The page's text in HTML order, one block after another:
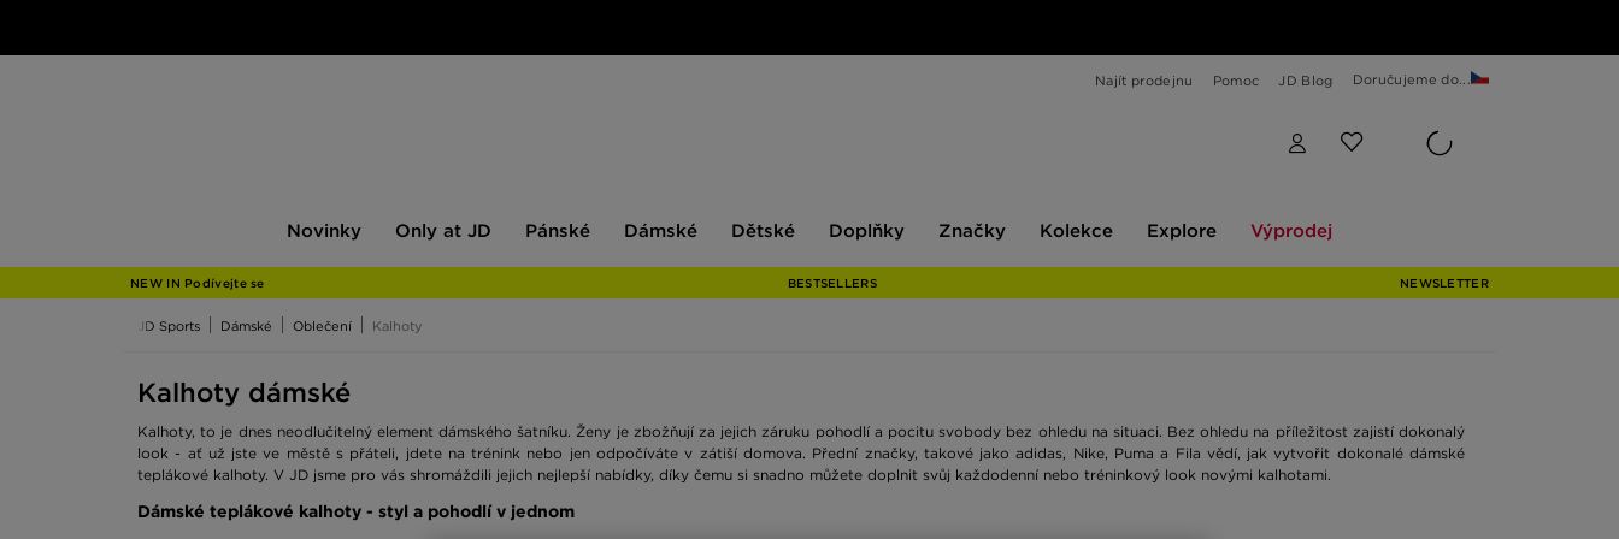
Najít prodejnu Pomoc JD Blog Doručujeme do...
Novinky
JD
Only at JD Pánské Dámské Dětské Doplňky Značky Kolekce Explore Výprodej
NEW IN Podívejte se BESTSELLERS NEWSLETTER
JD Sports Dámské Oblečení Kalhoty
Kalhoty dámské
Kalhoty, to je dnes neodlučitelný element dámského šatníku. Ženy je zbožňují za jejich záruku pohodlí a pocitu svobody bez ohledu na situaci. Bez ohledu na příležitost zajistí dokonalý
look - ať už jste ve městě s přáteli, jdete na trénink nebo jen odpočíváte v zátiší domova. Přední značky, takové jako adidas, Nike, Puma a Fila vědí, jak vytvořit dokonalé dámské
teplákové kalhoty. V JD jsme pro vás shromáždili jejich nejlepší nabídky, díky čemu si snadno můžete doplnit svůj každodenní nebo tréninkový look novými kalhotami.
Dámské teplákové kalhoty - styl a pohodlí v jednom